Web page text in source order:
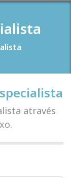
através